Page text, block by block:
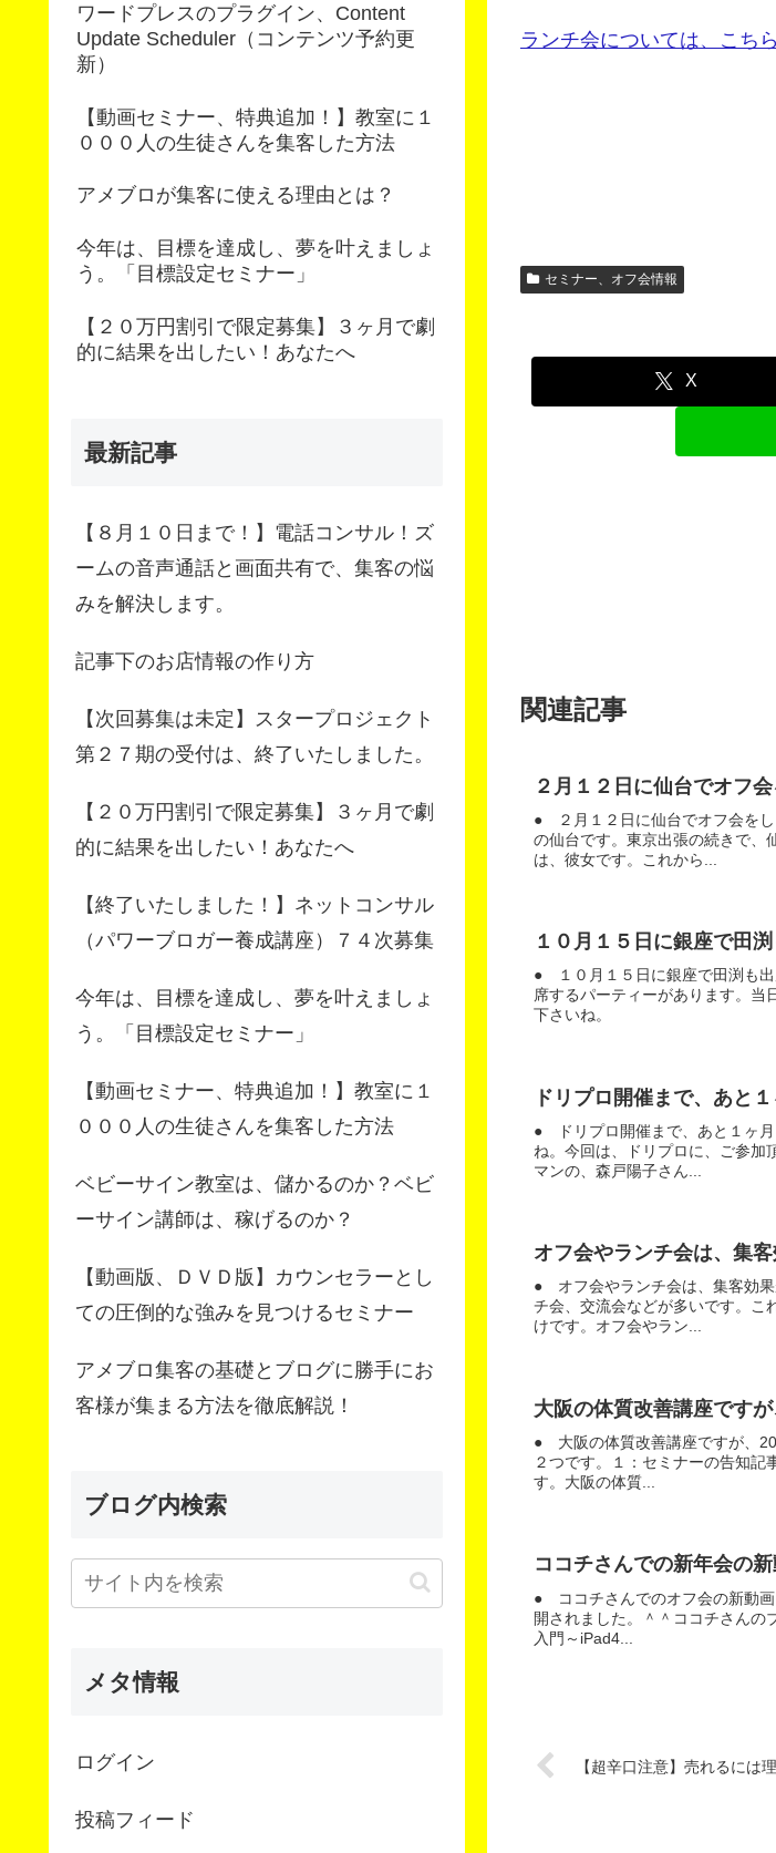
ランチ会については、こち
セミナー、オフ会情報
X
関連記事
２月１２日に仙台でオフ
● ２月１２日に仙台でオフ会をし
の仙台です。東京出張の続きで、
は、彼女です。これから...
１０月１５日に銀座で田
● １０月１５日に銀座で田渕も出
席するパーティーがあります。当
下さいね。
ドリプロ開催まで、あと
● ドリプロ開催まで、あと１ヶ月
ね。今回は、ドリプロに、ご参加
マンの、森戸陽子さん...
オフ会やランチ会は、集
● オフ会やランチ会は、集客効果
チ会、交流会などが多いです。こ
けです。オフ会やラン...
大阪の体質改善講座です
● 大阪の体質改善講座ですが、20
２つです。１：セミナーの告知
す。大阪の体質...
ココチさんでの新年会の
● ココチさんでのオフ会の新動画
開されました。＾＾ココチさんの
入門～iPad4...
【超辛口注意】売れるには
ワードプレスのプラグイン、Content
Update Scheduler（コンテンツ予約更
新）
【動画セミナー、特典追加！】教室に１
０００人の生徒さんを集客した方法
アメブロが集客に使える理由とは？
今年は、目標を達成し、夢を叶えましょ
う。「目標設定セミナー」
【２０万円割引で限定募集】３ヶ月で劇
的に結果を出したい！あなたへ
最新記事
【８月１０日まで！】電話コンサル！ズ
ームの音声通話と画面共有で、集客の悩
みを解決します。
記事下のお店情報の作り方
【次回募集は未定】スタープロジェクト
第２７期の受付は、終了いたしました。
【２０万円割引で限定募集】３ヶ月で劇
的に結果を出したい！あなたへ
【終了いたしました！】ネットコンサル
（パワーブロガー養成講座）７４次募集
今年は、目標を達成し、夢を叶えましょ
う。「目標設定セミナー」
【動画セミナー、特典追加！】教室に１
０００人の生徒さんを集客した方法
ベビーサイン教室は、儲かるのか？ベビ
ーサイン講師は、稼げるのか？
【動画版、ＤＶＤ版】カウンセラーとし
ての圧倒的な強みを見つけるセミナー
アメブロ集客の基礎とブログに勝手にお
客様が集まる方法を徹底解説！
ブログ内検索
メタ情報
ログイン
投稿フィード